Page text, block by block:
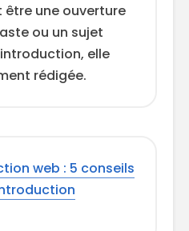
être une ouverture
ou un sujet
elle
rédigée.
web : 5 conseils